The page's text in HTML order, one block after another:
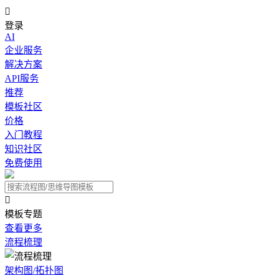

登录
AI
企业服务
解决方案
API服务
推荐
模板社区
价格
入门教程
知识社区
免费使用

模板专题
查看更多
流程梳理
架构图/拓扑图